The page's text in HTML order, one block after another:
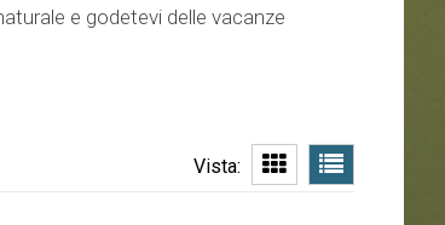
e godetevi delle vacanze
Vista: